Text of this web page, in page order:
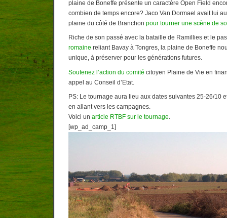
plaine de Boneffe présente un caractère Open Field
combien de temps encore? Jaco Van Dormael avait lui
plaine du côté de Branchon pour tourner une scène de
Riche de son passé avec la bataille de Ramillies et le
romaine reliant Bavay à Tongres, la plaine de Boneffe
unique, à préserver pour les générations futures.
Soutenez l’action du comité citoyen Plaine de Vie en
appel au Conseil d’Etat.
PS: Le tournage aura lieu aux dates suivantes 25-26/10
en allant vers les campagnes.
Voici un article RTBF sur le tournage.
[wp_ad_camp_1]